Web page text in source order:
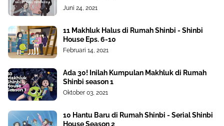
Juni 24, 2021
11 Makhluk Halus di Rumah Shinbi - Shinbi
House Eps. 6-10
Februari 14, 2021
Ada 30! Inilah Kumpulan Makhluk di Rumah
Shinbi season 1
Oktober 03, 2021
10 Hantu Baru di Rumah Shinbi - Serial Shinbi
House Season 2